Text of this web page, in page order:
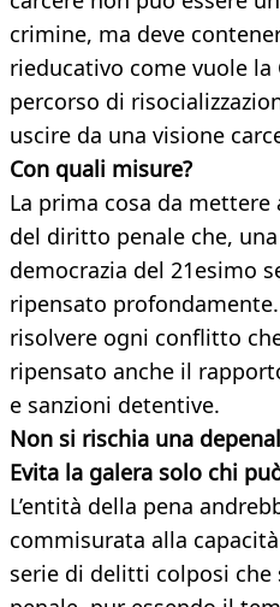
crimine, ma deve
rieducativo come vuole la
percorso di
uscire da una visione
Con quali misure?
La prima cosa da
del diritto penale che,
democrazia del 21esimo
ripensato
risolvere ogni conflitto
ripensato anche il
e sanzioni detentive.
Non si rischia una
Evita la galera solo chi
L’entità della pena
commisurata alla
serie di delitti colposi